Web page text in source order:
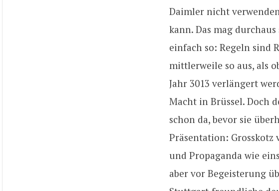
Daimler nicht
kann. Das mag
einfach so: Regeln sind
mittlerweile so aus, als
Jahr 3013 verlängert
Macht in Brüssel. Doch
schon da, bevor sie
Präsentation: Grosskotz
und Propaganda wie
aber vor Begeisterung